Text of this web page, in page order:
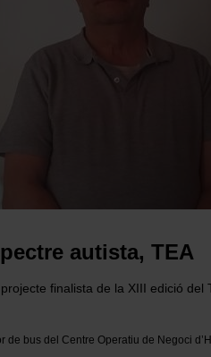
autista, TEA
finalista de la XIII edició del
de bus del Centre Operatiu de Negoci